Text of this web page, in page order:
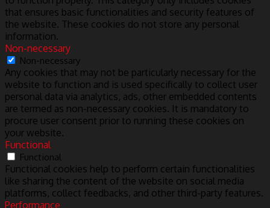
that ensures basic functionalities and security features of
the website. These cookies do not store any personal
information.
Non-necessary
Non-necessary
Any cookies that may not be particularly necessary for the
website to function and is used specifically to collect user
personal data via analytics, ads, other embedded contents
are termed as non-necessary cookies. It is mandatory to
procure user consent prior to running these cookies on
your website.
Functional
Functional
Functional cookies help to perform certain functionalities
like sharing the content of the website on social media
platforms, collect feedbacks, and other third-party features.
Performance